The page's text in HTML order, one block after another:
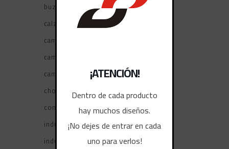
buzos sublimados
calzas
camisetas deportivas
camperas
camperones
chombas
conjuntos deportivos
indumentaria árbitro
indumentaria arquero
¡ATENCIÓN!
Dentro de cada producto
hay muchos diseños.
¡No dejes de entrar en cada
uno para verlos!